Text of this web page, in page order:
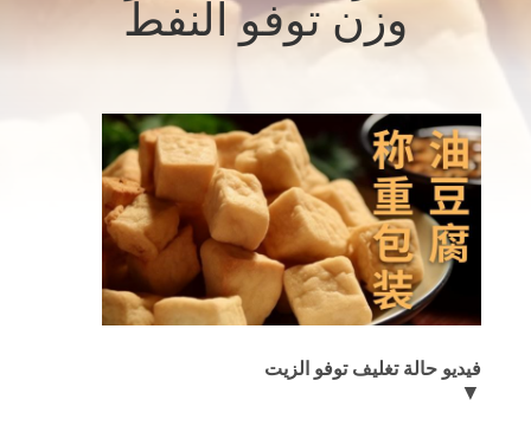
ضبط
الجودة
اتصل
أخبار
حالات
اطلب
وزن توفو النفط
فيديو حالة تغليف توفو الزيت
▼